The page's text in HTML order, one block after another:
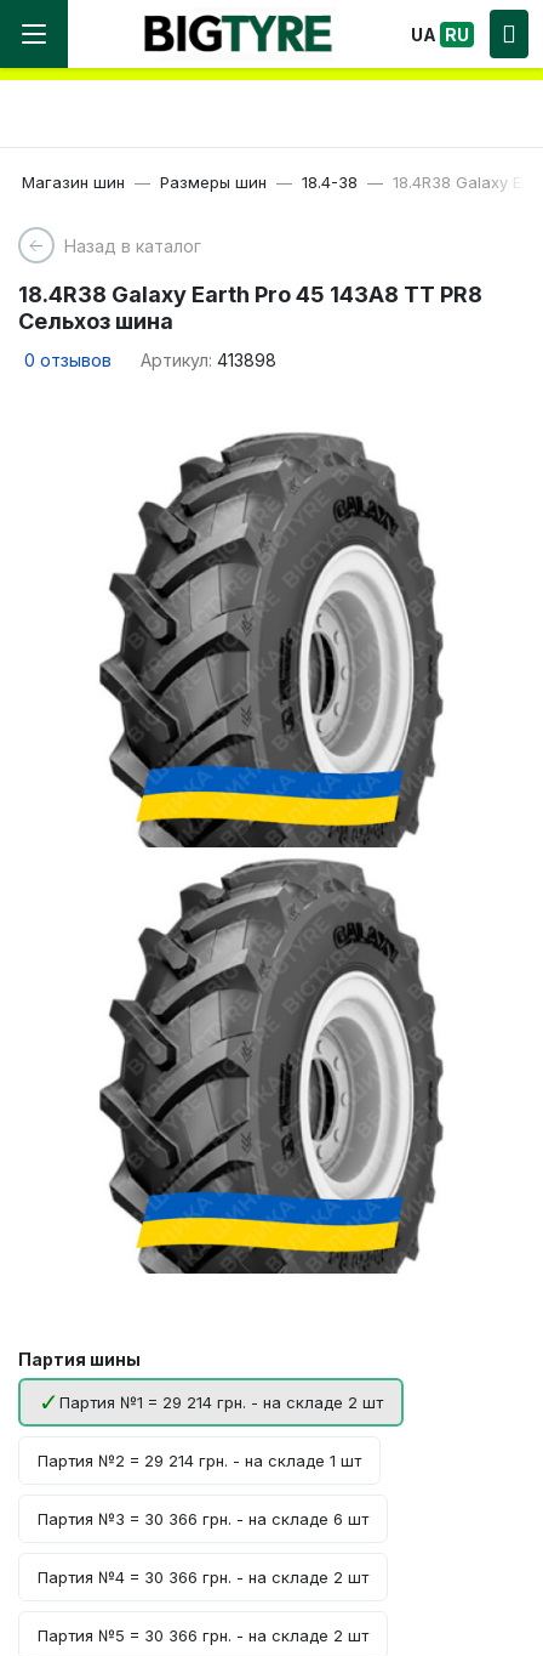
Мы работаем! Большой выбор Шин, быстрая
доставка по Украине!
UA RU
Магазин шин Размеры шин 18.4-38 18.4R38 Galaxy
Назад в каталог
18.4R38 Galaxy Earth Pro 45 143A8 TT PR8
Сельхоз шина
0 отзывов Артикул: 413898
Партия шины
Партия №1 = 29 214 грн. - на складе 2 шт
Партия №2 = 29 214 грн. - на складе 1 шт
Партия №3 = 30 366 грн. - на складе 6 шт
Партия №4 = 30 366 грн. - на складе 2 шт
Партия №5 = 30 366 грн. - на складе 2 шт